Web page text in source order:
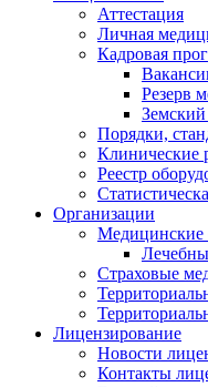
Аттестация
Личная
Кадровая
Резерв
Порядки,
Клинические
Реестр
Организации
Медицинские
Страховые
Лицензирование
Новости
Контакты